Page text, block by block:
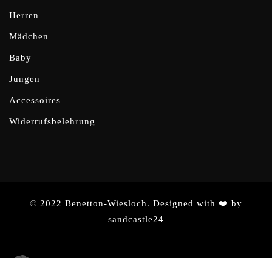
Herren
Mädchen
Baby
Jungen
Accessoires
Widerrufsbelehrung
© 2022 Benetton-Wiesloch. Designed with ❤️ by
sandcastle24